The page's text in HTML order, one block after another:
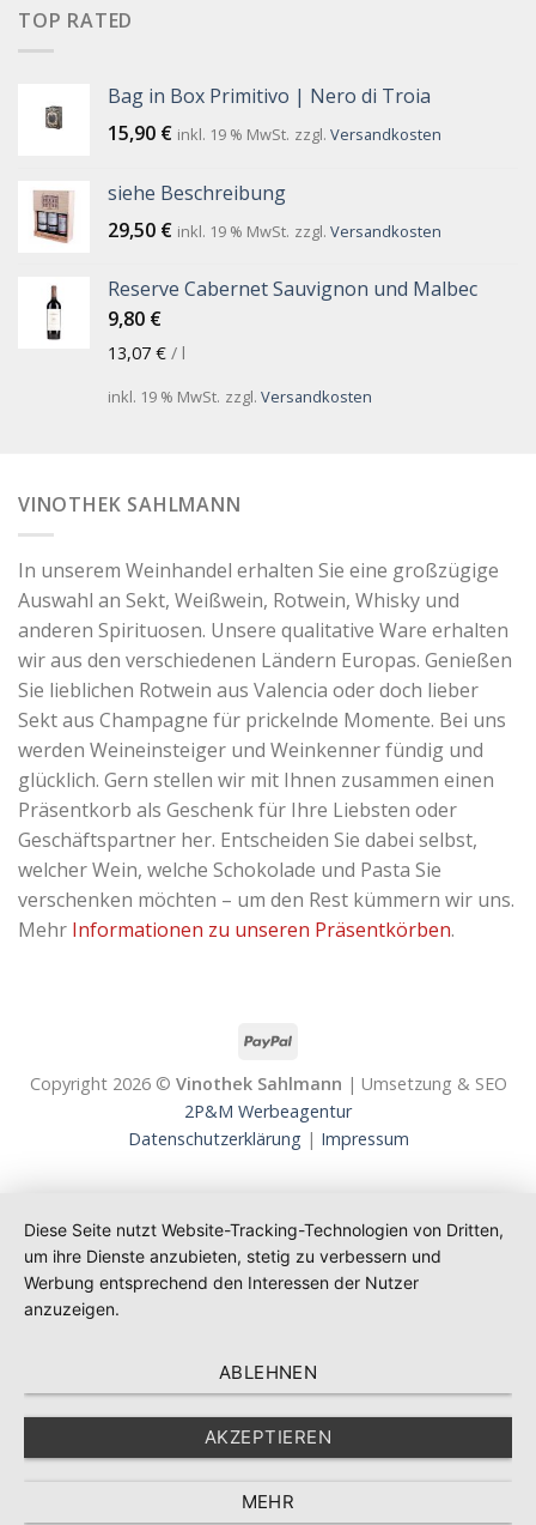
TOP RATED
Bag in Box Primitivo | Nero di Troia
15,90 € inkl. 19 % MwSt. zzgl. Versandkosten
siehe Beschreibung
29,50 € inkl. 19 % MwSt. zzgl. Versandkosten
Reserve Cabernet Sauvignon und Malbec
9,80 €
13,07 € / l
inkl. 19 % MwSt. zzgl. Versandkosten
VINOTHEK SAHLMANN
In unserem Weinhandel erhalten Sie eine großzügige
Auswahl an Sekt, Weißwein, Rotwein, Whisky und
anderen Spirituosen. Unsere qualitative Ware erhalten
wir aus den verschiedenen Ländern Europas. Genießen
Sie lieblichen Rotwein aus Valencia oder doch lieber
Sekt aus Champagne für prickelnde Momente. Bei uns
werden Weineinsteiger und Weinkenner fündig und
glücklich. Gern stellen wir mit Ihnen zusammen einen
Präsentkorb als Geschenk für Ihre Liebsten oder
Geschäftspartner her. Entscheiden Sie dabei selbst,
welcher Wein, welche Schokolade und Pasta Sie
verschenken möchten – um den Rest kümmern wir uns.
Mehr Informationen zu unseren Präsentkörben.
Copyright 2026 © Vinothek Sahlmann | Umsetzung & SEO
2P&M Werbeagentur
Datenschutzerklärung | Impressum
Diese Seite nutzt Website-Tracking-Technologien von Dritten,
um ihre Dienste anzubieten, stetig zu verbessern und
Werbung entsprechend den Interessen der Nutzer
anzuzeigen.
ABLEHNEN
AKZEPTIEREN
MEHR